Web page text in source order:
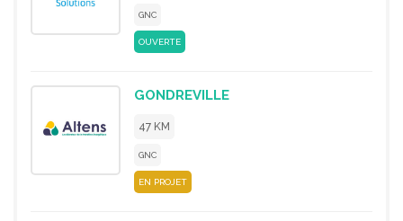
GNC
OUVERTE
GONDREVILLE
47 KM
GNC
EN PROJET